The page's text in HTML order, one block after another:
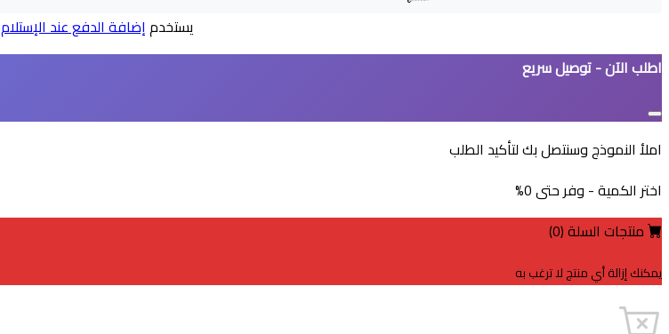
يستخدمإضافة الدفع عند الإستلام
اطلب الآن - توصيل سريع
املأ النموذج وسنتصل بك لتأكيد الطلب
اختر الكمية - وفر حتى0
%
منتجات السلة (0
)
يمكنك إزالة أي منتج لا ترغب به